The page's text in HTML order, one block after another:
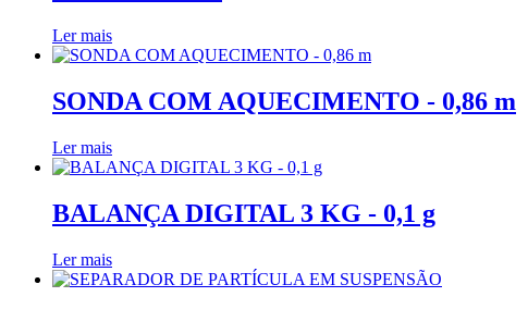
Ler mais
SONDA COM AQUECIMENTO - 0,86 m
Ler mais
BALANÇA DIGITAL 3 KG - 0,1 g
Ler mais